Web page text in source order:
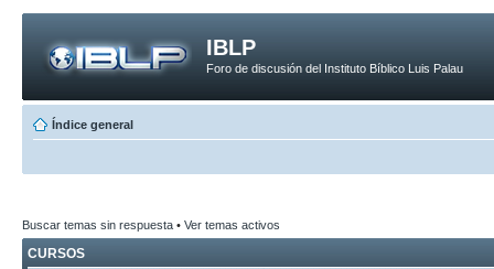
IBLP
Foro de discusión del Instituto Bíblico Luis Palau
Índice general
Buscar temas sin respuesta • Ver temas activos
CURSOS